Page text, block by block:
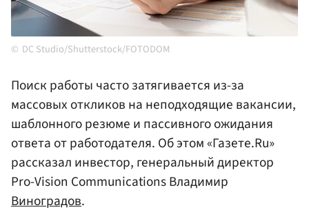
DC Studio/Shutterstock/FOTODOM
Поиск работы часто затягивается из-за
массовых откликов на неподходящие вакансии,
шаблонного резюме и пассивного ожидания
ответа от работодателя. Об этом «Газете.Ru»
рассказал инвестор, генеральный директор
Pro-Vision Communications Владимир
Виноградов.